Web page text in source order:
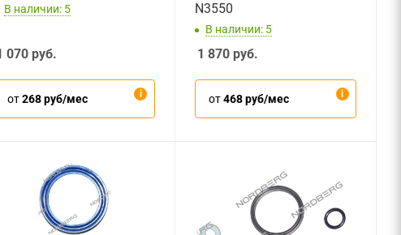
В наличии: 5
070руб.
от268 руб/мес
N3550
В наличии: 5
1 870руб.
от468 руб/мес